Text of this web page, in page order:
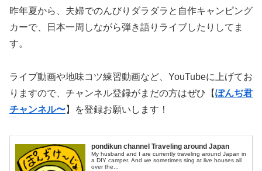
昨年夏から、夫婦でのんびりダラダラと自作キャンピング
カーで、日本一周しながら弾き語りライブしたりしてま
す。
ライブ動画や地味コツ練習動画など、YouTubeに上げてお
りますので、チャンネル登録がまだの方はぜひ【ぽんぢ君
チャンネル〜】を登録お願いします！
pondikun channel Traveling around Japan
My husband and I are currently traveling around Japan in
a DIY camper. And we sometimes sing at live houses all
over the...